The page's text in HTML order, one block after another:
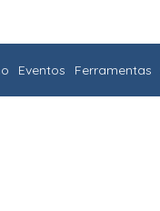
Eventos Ferramentas